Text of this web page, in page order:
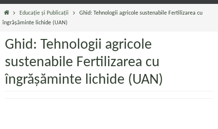
Prima
pagină
Educație și Publicații
Ghid: Tehnologii agricole sustenabile Fertilizarea cu
îngrășăminte lichide (UAN)
Ghid: Tehnologii agricole
sustenabile Fertilizarea cu
îngrășăminte lichide (UAN)